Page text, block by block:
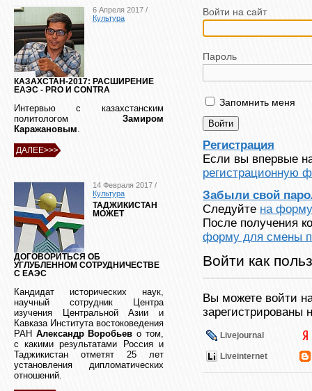
6 Апреля 2017 /
Культура
КАЗАХСТАН-2017: РАСШИРЕНИЕ
ЕАЭС - PRO И CONTRA
Интервью с казахстанским
политологом Замиром
Каражановым.
ДАЛЕЕ>>>
14 Февраля 2017 /
Культура
ТАДЖИКИСТАН
МОЖЕТ
ДОГОВОРИТЬСЯ ОБ
УГЛУБЛЕННОМ СОТРУДНИЧЕСТВЕ
С ЕАЭС
Кандидат исторических наук,
научный сотрудник Центра
изучения Центральной Азии и
Кавказа Института востоковедения
РАН Александр Воробьев о том,
с какими результатами Россия и
Таджикистан отметят 25 лет
установления дипломатических
отношений.
Войти на сайт
Пароль
Запомнить меня
Регистрация
Если вы впервые
регистрационную
Забыли свой
Следуйте на
После получения
форму для смены
Войти как
Вы можете войти
зарегистрированы
Livejournal
Liveinternet